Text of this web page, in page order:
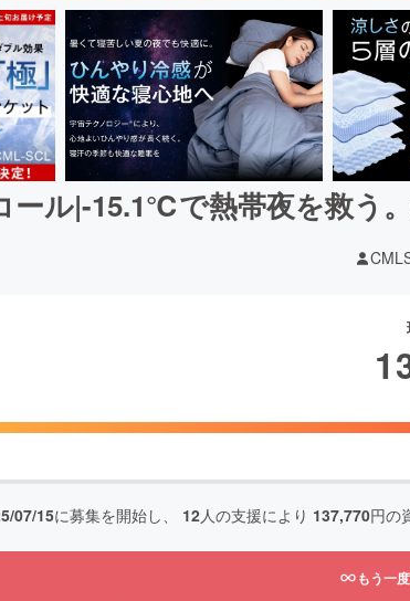
ール|-15.1℃で熱帯夜を救う
07/15に募集を開始し、 12人の支援により 137,770円の
もう一